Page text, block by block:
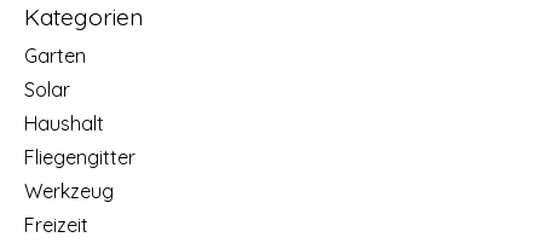
Kategorien
Garten
Solar
Haushalt
Fliegengitter
Werkzeug
Freizeit